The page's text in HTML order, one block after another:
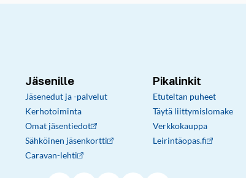
Jäsenille
Jäsenedut ja -palvelut
Kerhotoiminta
Omat jäsentiedot
Sähköinen jäsenkortti
Caravan-lehti
Pikalinkit
Etuteltan puheet
Täytä liittymislomake
Verkkokauppa
Leirintäopas.fi